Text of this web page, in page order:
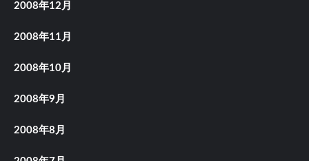
2008年12月
2008年11月
2008年10月
2008年9月
2008年8月